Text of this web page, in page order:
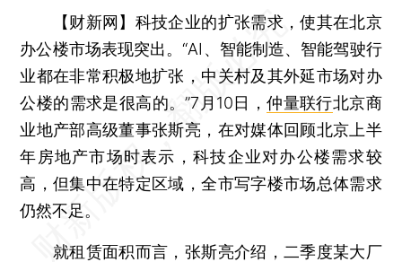
【财新网】 科技企业的扩张需求，使其在北京
办公楼市场表现突出。“AI、智能制造、智能驾驶行
业都在非常积极地扩张，中关村及其外延市场对办
公楼的需求是很高的。”7月10日，仲量联行北京商
业地产部高级董事张斯亮，在对媒体回顾北京上半
年房地产市场时表示，科技企业对办公楼需求较
高，但集中在特定区域，全市写字楼市场总体需求
仍然不足。
就租赁面积而言，张斯亮介绍，二季度某大厂